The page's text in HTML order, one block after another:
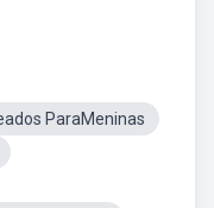
ParaMeninas